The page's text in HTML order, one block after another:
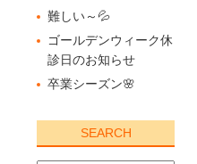
難しい～💦
ゴールデンウィーク休
診日のお知らせ
卒業シーズン🌸
SEARCH